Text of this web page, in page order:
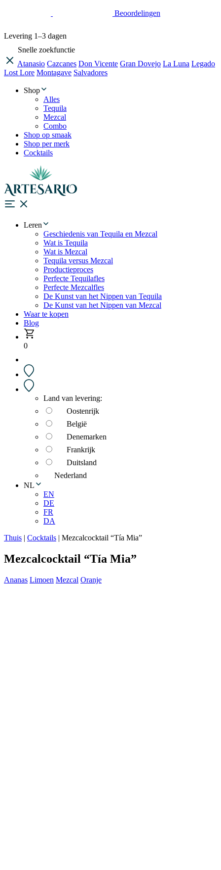
Beoordelingen
Levering 1–3 dagen
Snelle zoekfunctie
Atanasio Cazcanes Don Vicente Gran Dovejo La Luna Legado
Lost Lore Montagave Salvadores
Shop
Alles
Tequila
Mezcal
Combo
Shop op smaak
Shop per merk
Cocktails
Leren
Geschiedenis van Tequila en Mezcal
Wat is Tequila
Wat is Mezcal
Tequila versus Mezcal
Productieproces
Perfecte Tequilafles
Perfecte Mezcalfles
De Kunst van het Nippen van Tequila
De Kunst van het Nippen van Mezcal
Waar te kopen
Blog
0
Land van levering:
Oostenrijk
België
Denemarken
Frankrijk
Duitsland
Nederland
NL
EN
DE
FR
DA
Thuis | Cocktails | Mezcalcocktail “Tía Mia”
Mezcalcocktail “Tía Mia”
Ananas Limoen Mezcal Oranje